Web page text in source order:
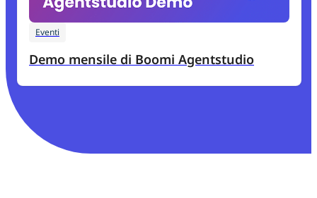
Eventi
Demo mensile di Boomi Agentstudio